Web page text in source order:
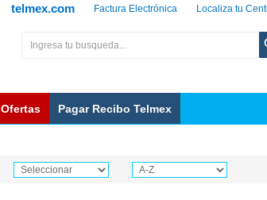
Localiza tu
Factura Electrónica
telmex.com
Ofertas Pagar Recibo Telmex